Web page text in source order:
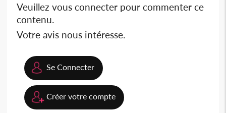
Veuillez vous connecter pour commenter ce
contenu.
Votre avis nous intéresse.
Se Connecter
Créer votre compte